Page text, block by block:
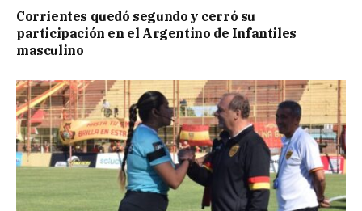
Corrientes quedó segundo y cerró su
participación en el Argentino de Infantiles
masculino